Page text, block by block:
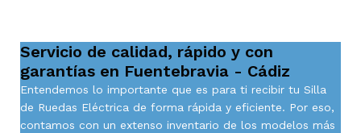
Servicio de calidad, rápido y con
garantías en Fuentebravia - Cádiz
Entendemos lo importante que es para ti recibir tu Silla
de Ruedas Eléctrica de forma rápida y eficiente. Por eso,
contamos con un extenso inventario de los modelos más